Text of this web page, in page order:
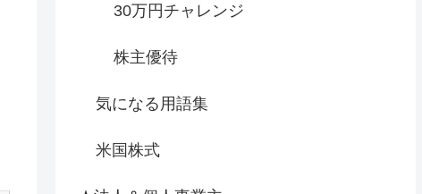
30万円チャレンジ
株主優待
気になる用語集
米国株式